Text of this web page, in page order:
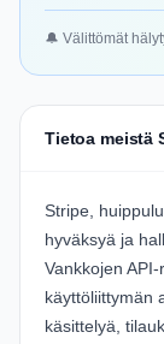
🔔 Välittömät
Tietoa meistä
Stripe,
hyväksyä ja
Vankkojen API-
käyttöliittymän
käsittelyä,